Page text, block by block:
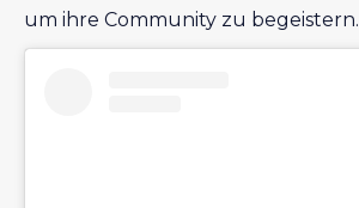
um ihre Community zu begeistern.